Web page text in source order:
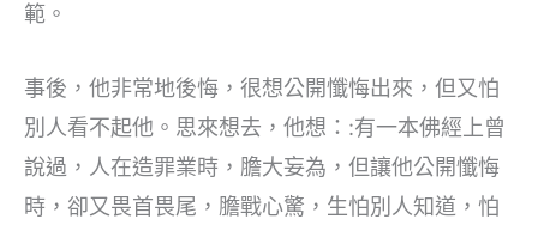
範。
事後，他非常地後悔，很想公開懺悔出來，但又怕
別人看不起他。思來想去，他想：:有一本佛經上曾
說過，人在造罪業時，膽大妄為，但讓他公開懺悔
時，卻又畏首畏尾，膽戰心驚，生怕別人知道，怕